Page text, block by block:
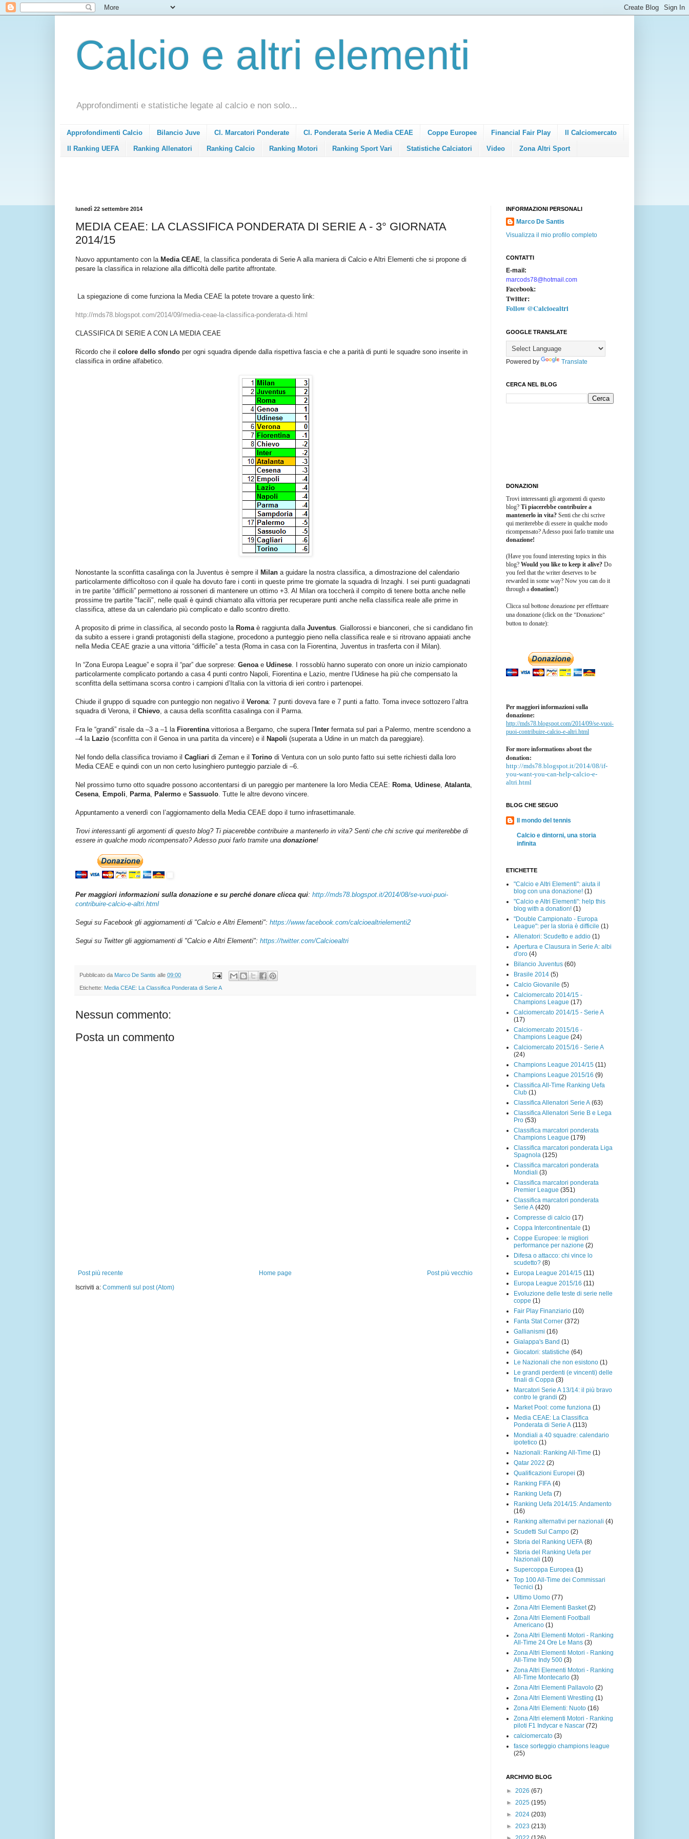
Calcio e altri elementi
Approfondimenti e statistiche legate al calcio e non solo...
Approfondimenti Calcio Bilancio Juve Cl. Marcatori Ponderate Cl. Ponderata Serie A Media CEAE Coppe Europee Financial Fair Play Il Calciomercato
Il Ranking UEFA Ranking Allenatori Ranking Calcio Ranking Motori Ranking Sport Vari Statistiche Calciatori Video Zona Altri Sport
lunedì 22 settembre 2014
MEDIA CEAE: LA CLASSIFICA PONDERATA DI SERIE A - 3° GIORNATA
2014/15
Nuovo appuntamento con la Media CEAE, la classifica ponderata di Serie A alla maniera di Calcio e Altri Elementi che si propone di
pesare la classifica in relazione alla difficoltà delle partite affrontate.
La spiegazione di come funziona la Media CEAE la potete trovare a questo link:
http://mds78.blogspot.com/2014/09/media-ceae-la-classifica-ponderata-di.html
CLASSIFICA DI SERIE A CON LA MEDIA CEAE
Ricordo che il colore dello sfondo per ogni squadra dipende dalla rispettiva fascia e che a parità di punti le squadre sono inserite in
classifica in ordine alfabetico.
Nonostante la sconfitta casalinga con la Juventus è sempre il Milan a guidare la nostra classifica, a dimostrazione del calendario
particolarmente difficoltoso con il quale ha dovuto fare i conti in queste prime tre giornate la squadra di Inzaghi. I sei punti guadagnati
in tre partite “difficili” permettono ai rossoneri di mantenere un ottimo +3. Al Milan ora toccherà il compito di tenere botta anche nelle
prossime tre partite "facili", nelle quali è quindi chiamato alla vittoria per recuperare punti anche nella classifica reale alle prime in
classifica, attese da un calendario più complicato e dallo scontro diretto.
A proposito di prime in classifica, al secondo posto la Romaè raggiunta dalla Juventus. Giallorossi e bianconeri, che si candidano fin
da subito a essere i grandi protagonisti della stagione, procedono a punteggio pieno nella classifica reale e si ritrovano appaiati anche
nella Media CEAE grazie a una vittoria “difficile” a testa (Roma in casa con la Fiorentina, Juventus in trasferta con il Milan).
In “Zona Europa League” e sopra il “par” due sorprese: Genoae Udinese. I rossoblù hanno superato con onore un inizio campionato
particolarmente complicato portando a casa 4 punti contro Napoli, Fiorentina e Lazio, mentre l’Udinese ha più che compensato la
sconfitta della settimana scorsa contro i campioni d’Italia con la vittoria di ieri contro i partenopei.
Chiude il gruppo di squadre con punteggio non negativo il Verona: 7 punti doveva fare e 7 punti a fatto. Torna invece sottozero l’altra
squadra di Verona, il Chievo, a causa della sconfitta casalinga con il Parma.
Fra le “grandi” risale da –3 a –1 la Fiorentina vittoriosa a Bergamo, che supera l’ Inter fermata sul pari a Palermo, mentre scendono a
–4 la Lazio (sconfitta con il Genoa in una partita da vincere) e il Napoli (superata a Udine in un match da pareggiare).
Nel fondo della classifica troviamo il Cagliari di Zeman e il Torino di Ventura con un solo punto fatto sui sette richiesti dalla loro
Media CEAE e quindi con un non certo lusinghiero punteggio parziale di –6.
Nel prossimo turno otto squadre possono accontentarsi di un pareggio per mantenere la loro Media CEAE: Roma, Udinese, Atalanta,
Cesena, Empoli, Parma, Palermo e Sassuolo. Tutte le altre devono vincere.
Appuntamento a venerdì con l’aggiornamento della Media CEAE dopo il turno infrasettimanale.
Trovi interessanti gli argomenti di questo blog? Ti piacerebbe contribuire a mantenerlo in vita? Senti che chi scrive qui meriterebbe di
essere in qualche modo ricompensato? Adesso puoi farlo tramite una donazione!
Per maggiori informazioni sulla donazione e su perché donare clicca qui: http://mds78.blogspot.it/2014/08/se-vuoi-puoi-
contribuire-calcio-e-altri.html
Segui su Facebook gli aggiornamenti di "Calcio e Altri Elementi": https://www.facebook.com/calcioealtrielementi2
Segui su Twitter gli aggiornamenti di "Calcio e Altri Elementi": https://twitter.com/Calcioealtri
Pubblicato da Marco De Santis alle 09:00
Etichette: Media CEAE: La Classifica Ponderata di Serie A
Nessun commento:
Posta un commento
Post più recente Post più vecchio
Home page
Iscriviti a: Commenti sul post (Atom)
INFORMAZIONI PERSONALI
Marco De Santis
Visualizza il mio profilo completo
CONTATTI
E-mail:
marcods78@hotmail.com
Facebook:
Twitter:
Follow @Calcioealtri
GOOGLE TRANSLATE
Powered by Translate
CERCA NEL BLOG
DONAZIONI
Trovi interessanti gli argomenti di questo
blog? Ti piacerebbe contribuire a
mantenerlo in vita? Senti che chi scrive
qui meriterebbe di essere in qualche modo
ricompensato? Adesso puoi farlo tramite una
donazione!
(Have you found interesting topics in this
blog? Would you like to keep it alive? Do
you feel that the writer deserves to be
rewarded in some way? Now you can do it
through a donation!)
Clicca sul bottone donazione per effettuare
una donazione (click on the "Donazione"
button to donate):
Per maggiori informazioni sulla
donazione:
http://mds78.blogspot.com/2014/09/se-vuoi-
puoi-contribuire-calcio-e-altri.html
For more informations about the
donation:
http://mds78.blogspot.it/2014/08/if-
you-want-you-can-help-calcio-e-
altri.html
BLOG CHE SEGUO
Il mondo del tennis
Calcio e dintorni, una storia
infinita
ETICHETTE
"Calcio e Altri Elementi": aiuta il
blog con una donazione! (1)
"Calcio e Altri Elementi": help this
blog with a donation! (1)
"Double Campionato - Europa
League": per la storia è difficile (1)
Allenatori: Scudetto e addio (1)
Apertura e Clausura in Serie A: albi
d'oro (4)
Bilancio Juventus (60)
Brasile 2014 (5)
Calcio Giovanile (5)
Calciomercato 2014/15 -
Champions League (17)
Calciomercato 2014/15 - Serie A
(17)
Calciomercato 2015/16 -
Champions League (24)
Calciomercato 2015/16 - Serie A
(24)
Champions League 2014/15 (11)
Champions League 2015/16 (9)
Classifica All-Time Ranking Uefa
Club (1)
Classifica Allenatori Serie A (63)
Classifica Allenatori Serie B e Lega
Pro (53)
Classifica marcatori ponderata
Champions League (179)
Classifica marcatori ponderata Liga
Spagnola (125)
Classifica marcatori ponderata
Mondiali (3)
Classifica marcatori ponderata
Premier League (351)
Classifica marcatori ponderata
Serie A (420)
Compresse di calcio (17)
Coppa Intercontinentale (1)
Coppe Europee: le migliori
performance per nazione (2)
Difesa o attacco: chi vince lo
scudetto? (8)
Europa League 2014/15 (11)
Europa League 2015/16 (11)
Evoluzione delle teste di serie nelle
coppe (1)
Fair Play Finanziario (10)
Fanta Stat Corner (372)
Gallianismi (16)
Gialappa's Band (1)
Giocatori: statistiche (64)
Le Nazionali che non esistono (1)
Le grandi perdenti (e vincenti) delle
finali di Coppa (3)
Marcatori Serie A 13/14: il più bravo
contro le grandi (2)
Market Pool: come funziona (1)
Media CEAE: La Classifica
Ponderata di Serie A (113)
Mondiali a 40 squadre: calendario
ipotetico (1)
Nazionali: Ranking All-Time (1)
Qatar 2022 (2)
Qualificazioni Europei (3)
Ranking FIFA (4)
Ranking Uefa (7)
Ranking Uefa 2014/15: Andamento
(16)
Ranking alternativi per nazionali (4)
Scudetti Sul Campo (2)
Storia del Ranking UEFA (8)
Storia del Ranking Uefa per
Nazionali (10)
Supercoppa Europea (1)
Top 100 All-Time dei Commissari
Tecnici (1)
Ultimo Uomo (77)
Zona Altri Elementi Basket (2)
Zona Altri Elementi Football
Americano (1)
Zona Altri Elementi Motori - Ranking
All-Time 24 Ore Le Mans (3)
Zona Altri Elementi Motori - Ranking
All-Time Indy 500 (3)
Zona Altri Elementi Motori - Ranking
All-Time Montecarlo (3)
Zona Altri Elementi Pallavolo (2)
Zona Altri Elementi Wrestling (1)
Zona Altri Elementi: Nuoto (16)
Zona Altri elementi Motori - Ranking
piloti F1 Indycar e Nascar (72)
calciomercato (3)
fasce sorteggio champions league
(25)
ARCHIVIO BLOG
► 2026 (67)
► 2025 (195)
► 2024 (203)
► 2023 (213)